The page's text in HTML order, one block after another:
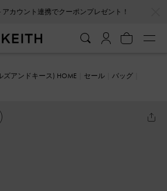
ター登録で10%OFFクーポンプレゼント！
ズアンドキース) HOME セール
バッグ